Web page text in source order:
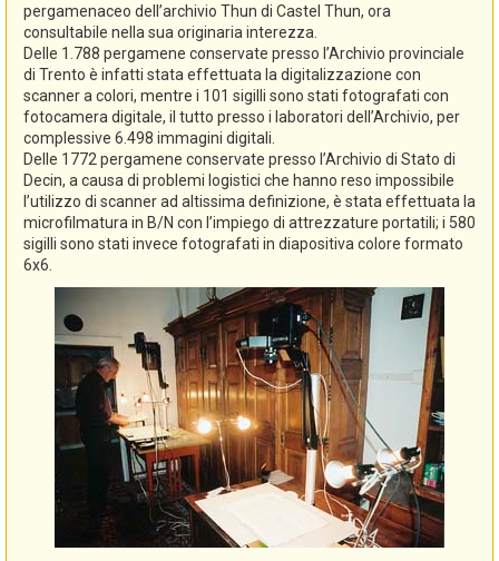
pergamenaceo dell’archivio Thun di Castel Thun, ora
consultabile nella sua originaria interezza.
Delle 1.788 pergamene conservate presso l’Archivio provinciale
di Trento è infatti stata effettuata la digitalizzazione con
scanner a colori, mentre i 101 sigilli sono stati fotografati con
fotocamera digitale, il tutto presso i laboratori dell’Archivio, per
complessive 6.498 immagini digitali.
Delle 1772 pergamene conservate presso l’Archivio di Stato di
Decin, a causa di problemi logistici che hanno reso impossibile
l’utilizzo di scanner ad altissima definizione, è stata effettuata la
microfilmatura in B/N con l’impiego di attrezzature portatili; i 580
sigilli sono stati invece fotografati in diapositiva colore formato
6x6.